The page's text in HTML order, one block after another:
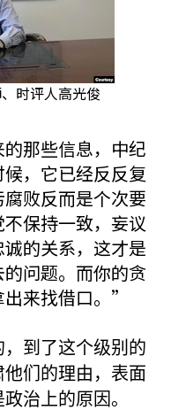
时评人高光俊
那些信息，中纪
，它已经反反复
败反而是个次要
保持一致，妄议
的关系，这才是
问题。而你的贪
来找借口。”
到了这个级别的
们的理由，表面
治上的原因。